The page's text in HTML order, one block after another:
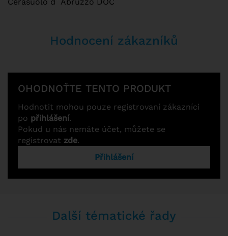
Hodnocení zákazníků
OHODNOŤTE TENTO PRODUKT
Hodnotit mohou pouze registrovaní zákazníci
po přihlášení.
Pokud u nás nemáte účet, můžete se
registrovat zde.
Přihlášení
Další tématické řady